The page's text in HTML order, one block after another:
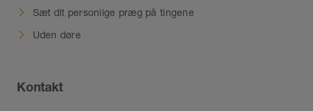
Sæt dit personlige præg på tingene
Uden døre
Kontakt